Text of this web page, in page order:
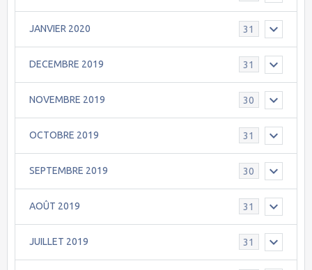
JANVIER 2020 31
DECEMBRE 2019 31
NOVEMBRE 2019 30
OCTOBRE 2019 31
SEPTEMBRE 2019 30
AOÛT 2019 31
JUILLET 2019 31